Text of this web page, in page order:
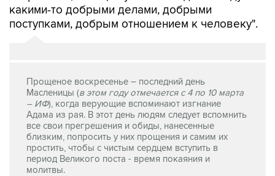
какими-то добрыми делами, добрыми
поступками, добрым отношением к человеку".
Прощеное воскресенье – последний день
Масленицы (в этом году отмечается с 4 по 10 марта
– ИФ), когда верующие вспоминают изгнание
Адама из рая. В этот день людям следует вспомнить
все свои прегрешения и обиды, нанесенные
близким, попросить у них прощения и самим их
простить, чтобы с чистым сердцем вступить в
период Великого поста - время покаяния и
молитвы.